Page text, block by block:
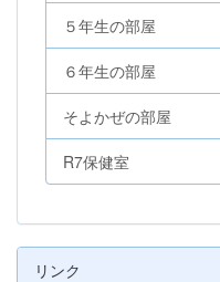
５年生の部屋
６年生の部屋
そよかぜの部屋
R7保健室
リンク